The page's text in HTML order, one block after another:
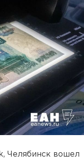
Челябинск вошел